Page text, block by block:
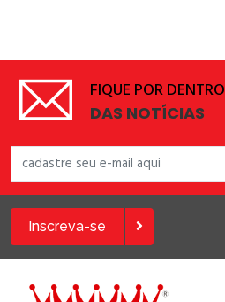
FIQUE POR DENTRO
DAS NOTÍCIAS
Inscreva-se